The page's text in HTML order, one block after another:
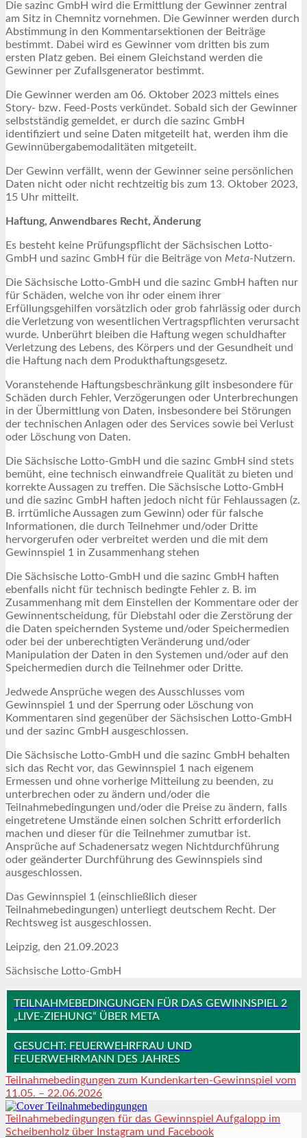
Die sazinc GmbH wird die Ermittlung der Gewinner zentral
am Sitz in Chemnitz vornehmen. Die Gewinner werden durch
Abstimmung in den Kommentarsektionen der Beiträge
bestimmt. Dabei wird es Gewinner vom dritten bis zum
ersten Platz geben. Bei einem Gleichstand werden die
Gewinner per Zufallsgenerator bestimmt.
Die Gewinner werden am 06. Oktober 2023 mittels eines
Story- bzw. Feed-Posts verkündet. Sobald sich der Gewinner
selbstständig gemeldet, er durch die sazinc GmbH
identifiziert und seine Daten mitgeteilt hat, werden ihm die
Gewinnübergabemodalitäten mitgeteilt.
Der Gewinn verfällt, wenn der Gewinner seine persönlichen
Daten nicht oder nicht rechtzeitig bis zum 13. Oktober 2023,
15 Uhr mitteilt.
Haftung, Anwendbares Recht, Änderung
Es besteht keine Prüfungspflicht der Sächsischen Lotto-
GmbH und sazinc GmbH für die Beiträge von Meta-Nutzern.
Die Sächsische Lotto-GmbH und die sazinc GmbH haften nur
für Schäden, welche von ihr oder einem ihrer
Erfüllungsgehilfen vorsätzlich oder grob fahrlässig oder durch
die Verletzung von wesentlichen Vertragspflichten verursacht
wurde. Unberührt bleiben die Haftung wegen schuldhafter
Verletzung des Lebens, des Körpers und der Gesundheit und
die Haftung nach dem Produkthaftungsgesetz.
Voranstehende Haftungsbeschränkung gilt insbesondere für
Schäden durch Fehler, Verzögerungen oder Unterbrechungen
in der Übermittlung von Daten, insbesondere bei Störungen
der technischen Anlagen oder des Services sowie bei Verlust
oder Löschung von Daten.
Die Sächsische Lotto-GmbH und die sazinc GmbH sind stets
bemüht, eine technisch einwandfreie Qualität zu bieten und
korrekte Aussagen zu treffen. Die Sächsische Lotto-GmbH
und die sazinc GmbH haften jedoch nicht für Fehlaussagen (z.
B. irrtümliche Aussagen zum Gewinn) oder für falsche
Informationen, die durch Teilnehmer und/oder Dritte
hervorgerufen oder verbreitet werden und die mit dem
Gewinnspiel 1 in Zusammenhang stehen
Die Sächsische Lotto-GmbH und die sazinc GmbH haften
ebenfalls nicht für technisch bedingte Fehler z. B. im
Zusammenhang mit dem Einstellen der Kommentare oder der
Gewinnentscheidung, für Diebstahl oder die Zerstörung der
die Daten speichernden Systeme und/oder Speichermedien
oder bei der unberechtigten Veränderung und/oder
Manipulation der Daten in den Systemen und/oder auf den
Speichermedien durch die Teilnehmer oder Dritte.
Jedwede Ansprüche wegen des Ausschlusses vom
Gewinnspiel 1 und der Sperrung oder Löschung von
Kommentaren sind gegenüber der Sächsischen Lotto-GmbH
und der sazinc GmbH ausgeschlossen.
Die Sächsische Lotto-GmbH und die sazinc GmbH behalten
sich das Recht vor, das Gewinnspiel 1 nach eigenem
Ermessen und ohne vorherige Mitteilung zu beenden, zu
unterbrechen oder zu ändern und/oder die
Teilnahmebedingungen und/oder die Preise zu ändern, falls
eingetretene Umstände einen solchen Schritt erforderlich
machen und dieser für die Teilnehmer zumutbar ist.
Ansprüche auf Schadenersatz wegen Nichtdurchführung
oder geänderter Durchführung des Gewinnspiels sind
ausgeschlossen.
Das Gewinnspiel 1 (einschließlich dieser
Teilnahmebedingungen) unterliegt deutschem Recht. Der
Rechtsweg ist ausgeschlossen.
Leipzig, den 21.09.2023
Sächsische Lotto-GmbH
TEILNAHMEBEDINGUNGEN FÜR DAS GEWINNSPIEL 2
„LIVE-ZIEHUNG“ ÜBER META
GESUCHT: FEUERWEHRFRAU UND
FEUERWEHRMANN DES JAHRES
Teilnahmebedingungen zum Kundenkarten-Gewinnspiel vom
11.05. – 22.06.2026
Teilnahmebedingungen für das Gewinnspiel Aufgalopp im
Scheibenholz über Instagram und Facebook